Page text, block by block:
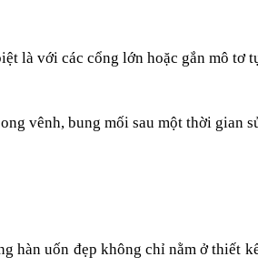
là với các cổng lớn hoặc gắn mô tơ
vênh, bung mối sau một thời gian
hàn uốn đẹp không chỉ nằm ở thiết